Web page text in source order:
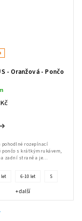
- Oranžová - Pončo
pohodlné rozepínací
pončo s krátkýmrukávem,
zadní straně a je
let 6-10 let S
+ další